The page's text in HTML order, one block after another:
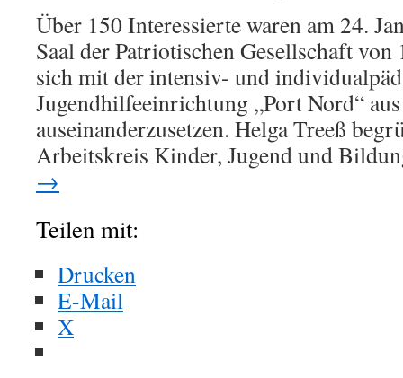
Über 150 Interessierte waren am 24.
Saal der Patriotischen Gesellschaft
sich mit der intensiv- und
Jugendhilfeeinrichtung „Port Nord“
auseinanderzusetzen. Helga Treeß
Arbeitskreis Kinder, Jugend und
→
Teilen mit:
Drucken
E-Mail
X